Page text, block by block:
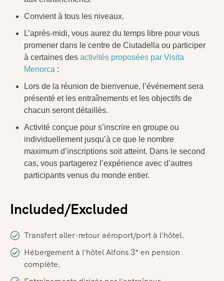
Convient à tous les niveaux.
L’après-midi, vous aurez du temps libre pour vous
promener dans le centre de Ciutadella ou participer
à certaines des activités proposées par Visita
Menorca :
Lors de la réunion de bienvenue, l’événement sera
présenté et les entraînements et les objectifs de
chacun seront détaillés.
Activité conçue pour s’inscrire en groupe ou
individuellement jusqu’à ce que le nombre
maximum d’inscriptions soit atteint. Dans le second
cas, vous partagerez l’expérience avec d’autres
participants venus du monde entier.
Included/Excluded
Transfert aller-retour aéroport/port à l'hôtel.
Hébergement à l'hôtel Alfons 3* en pension
complète.